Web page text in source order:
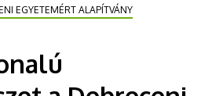
EGYETEMÉRT ALAPÍTVÁNY